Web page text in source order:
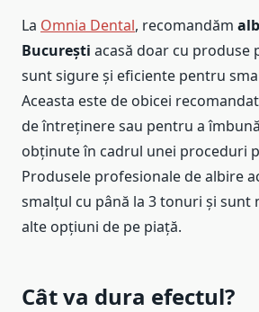
La Omnia Dental, recomandăm
București acasă doar cu produse
sunt sigure și eficiente pentru
Aceasta este de obicei
de întreținere sau pentru a
obținute în cadrul unei proceduri
Produsele profesionale de albire
smalțul cu până la 3 tonuri și sunt
alte opțiuni de pe piață.
Cât va dura efectul?